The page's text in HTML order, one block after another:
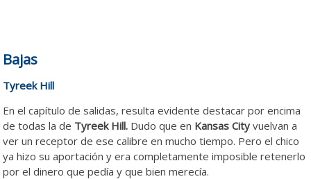
Bajas
Tyreek Hill
En el capítulo de salidas, resulta evidente destacar por encima
de todas la de Tyreek Hill. Dudo que en Kansas City vuelvan a
ver un receptor de ese calibre en mucho tiempo. Pero el chico
ya hizo su aportación y era completamente imposible retenerlo
por el dinero que pedía y que bien merecía.